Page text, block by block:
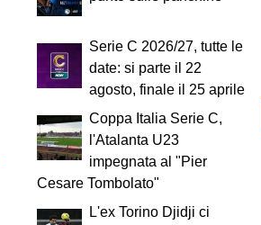
Serie C 2026/27, tutte le
date: si parte il 22
agosto, finale il 25 aprile
Coppa Italia Serie C,
l'Atalanta U23
impegnata al "Pier
Cesare Tombolato"
L'ex Torino Djidji ci